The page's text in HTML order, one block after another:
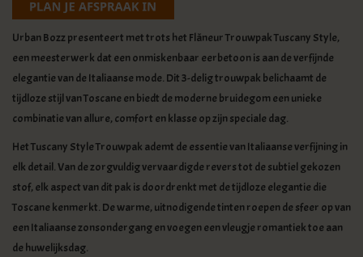
Urban Bozz presenteert met trots het Flâneur Trouwpak Tuscany Style,
een meesterwerk dat een onmiskenbaar eerbetoon is aan de verfijnde
elegantie van de Italiaanse mode. Dit 3-delig trouwpak belichaamt de
tijdloze stijl van Toscane en biedt de moderne bruidegom een unieke
combinatie van allure, comfort en klasse op zijn speciale dag.
Het Tuscany Style Trouwpak ademt de essentie van Italiaanse verfijning in
elk detail. Van de zorgvuldig vervaardigde revers tot de subtiel gekozen
stof, elk aspect van dit pak is doordrenkt met de tijdloze elegantie die
Toscane kenmerkt. De warme, uitnodigende tinten roepen de sfeer op van
een Italiaanse zonsondergang en voegen een vleugje romantiek toe aan
de huwelijksdag.